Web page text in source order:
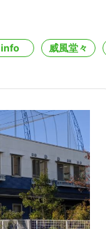
info 威風堂々